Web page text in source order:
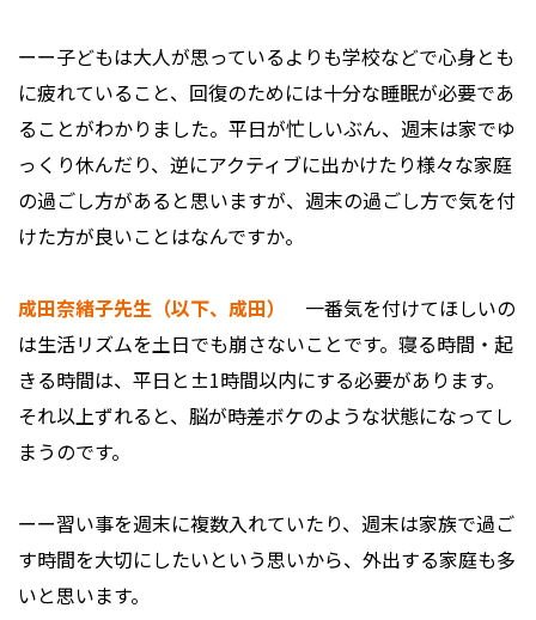
ーー子どもは大人が思っているよりも学校などで心身とも
に疲れていること、回復のためには十分な睡眠が必要であ
ることがわかりました。平日が忙しいぶん、週末は家でゆ
っくり休んだり、逆にアクティブに出かけたり様々な家庭
の過ごし方があると思いますが、週末の過ごし方で気を付
けた方が良いことはなんですか。
成田奈緒子先生（以下、成田）
一番気を付けてほしいの
は生活リズムを土日でも崩さないことです。寝る時間・起
きる時間は、平日と±1時間以内にする必要があります。
それ以上ずれると、脳が時差ボケのような状態になってし
まうのです。
ーー習い事を週末に複数入れていたり、週末は家族で過ご
す時間を大切にしたいという思いから、外出する家庭も多
いと思います。